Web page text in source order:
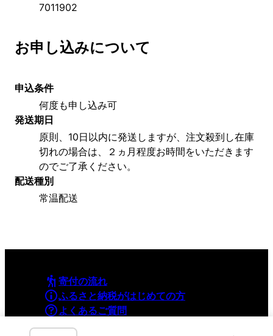
7011902
お申し込みについて
申込条件
何度も申し込み可
発送期日
原則、10日以内に発送しますが、注文殺到し在庫
切れの場合は、２ヵ月程度お時間をいただきます
のでご了承ください。
配送種別
常温配送
寄付の流れ
ふるさと納税がはじめての方
よくあるご質問
利用規約